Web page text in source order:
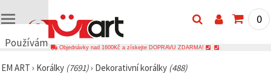
Používáme
🍪
0
Objednávky nad 1600Kč a získejte DOPRAVU ZDARMA!
EM ART › Korálky (7691)› Dekorativní korálky (488)